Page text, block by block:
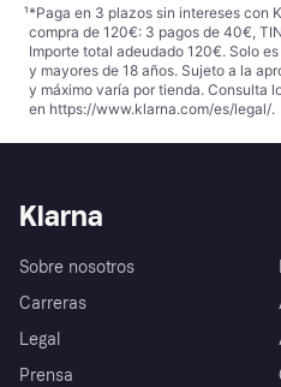
¹*Paga en 3 plazos sin intereses con
compra de 120€: 3 pagos de 40€,
Importe total adeudado 120€. Solo
y mayores de 18 años. Sujeto a la
y máximo varía por tienda. Consulta
en https://www.klarna.com/es/legal/.
Klarna
Sobre nosotros
Carreras
Legal
Prensa